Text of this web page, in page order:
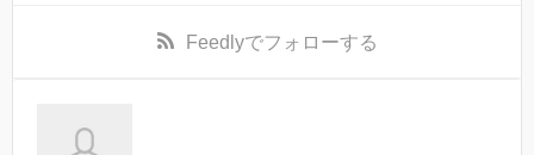
Feedlyでフォローする